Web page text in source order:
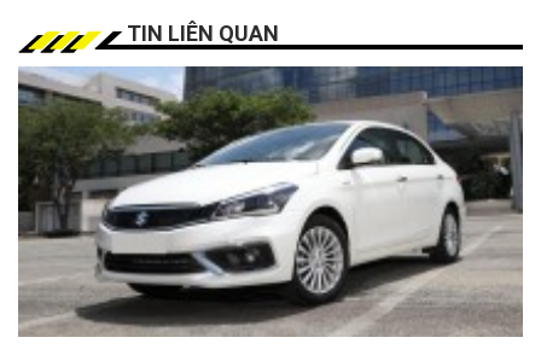
TIN LIÊN QUAN